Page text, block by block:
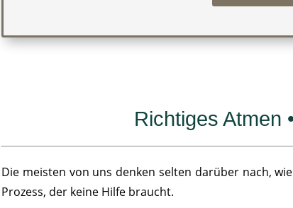
Richtiges Atmen
Die meisten von uns denken selten darüber nach,
Prozess, der keine Hilfe braucht.